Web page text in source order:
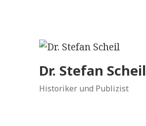
Dr. Stefan Scheil
Historiker und Publizist